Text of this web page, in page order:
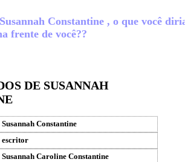
Constantine , o que você
frente de você??
DE SUSANNAH
Susannah Constantine
escritor
Susannah Caroline Constantine